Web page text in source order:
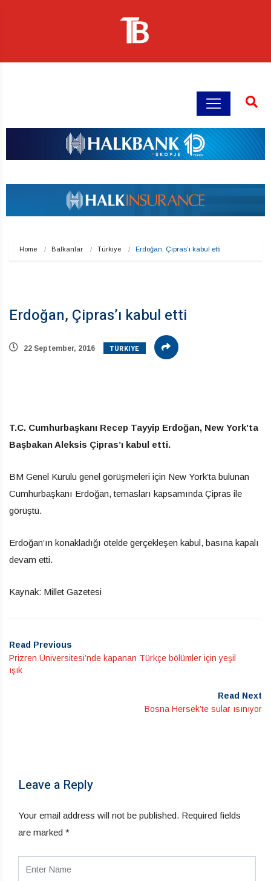
Home Balkanlar Türkiye Erdoğan, Çipras’ı kabul etti
Erdoğan, Çipras’ı kabul etti
22 September, 2016 TÜRKIYE
T.C. Cumhurbaşkanı Recep Tayyip Erdoğan, New York’ta
Başbakan Aleksis Çipras’ı kabul etti.
BM Genel Kurulu genel görüşmeleri için New York’ta bulunan
Cumhurbaşkanı Erdoğan, temasları kapsamında Çipras ile
görüştü.
Erdoğan’ın konakladığı otelde gerçekleşen kabul, basına kapalı
devam etti.
Kaynak: Millet Gazetesi
Read Previous
Prizren Üniversitesi’nde kapanan Türkçe bölümler için yeşil
ışık
Read Next
Bosna Hersek’te sular ısınıyor
Leave a Reply
Your email address will not be published. Required fields
are marked *